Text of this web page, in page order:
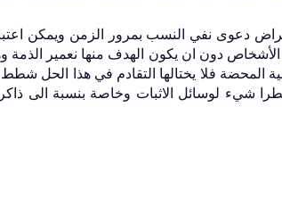
دعوى نفي النسب بمرور الزمن ويمكن
دون ان يكون الهدف منها نعمير الذمة
المحضة فلا يختالها التقادم في هذا الحل
شيء لوسائل الاثبات وخاصة بنسبة الى